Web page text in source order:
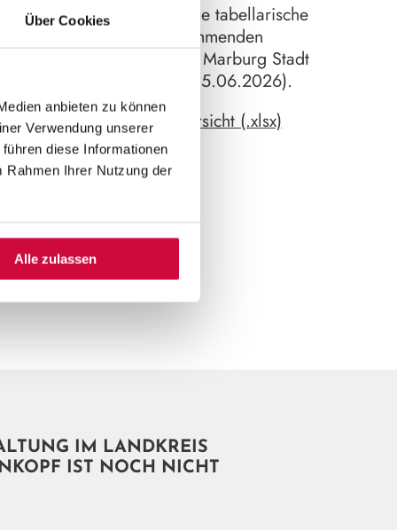
Über Cookies
anbieten zu können
Verwendung unserer
diese Informationen
Rahmen Ihrer Nutzung der
Alle zulassen
Hier finden Sie eine tabellarische
Übersicht aller kommenden
Veranstaltungen in Marburg Stadt
und Land (Stand: 15.06.2026).
Veranstaltungsübersicht (.xlsx)
herunterladen
IM LANDKREIS
IST NOCH NICHT